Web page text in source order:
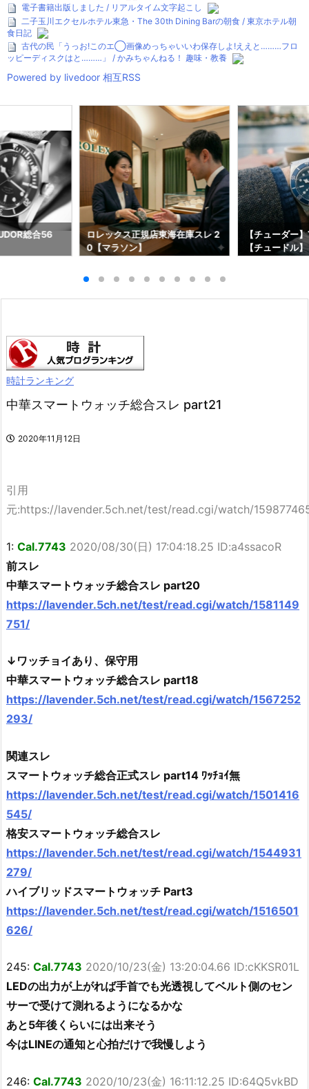
電子書籍出版しました / リアルタイム文字起こし
二子玉川エクセルホテル東急・The 30th Dining Barの朝食 / 東京ホテル朝
食日記
古代の民「うっお!このエ◯画像めっちゃいいわ保存しよ!ええと………フロ
ッピーディスクはと………」 / かみちゃんねる！ 趣味・教養
Powered by livedoor 相互RSS
総合56
ロレックス正規店東海在庫スレ 2
0【マラソン】
【チューダー
【チュードル】
時計ランキング
中華スマートウォッチ総合スレ part21
2020年11月12日
引用
元:https://lavender.5ch.net/test/read.cgi/watch/
1: Cal.7743 2020/08/30(日) 17:04:18.25 ID:a4ssacoR
前スレ
中華スマートウォッチ総合スレ part20
https://lavender.5ch.net/test/read.cgi/watch/1581149
751/
↓ワッチョイあり、保守用
中華スマートウォッチ総合スレ part18
https://lavender.5ch.net/test/read.cgi/watch/1567252
293/
関連スレ
スマートウォッチ総合正式スレ part14 ﾜｯﾁｮｲ無
https://lavender.5ch.net/test/read.cgi/watch/1501416
545/
格安スマートウォッチ総合スレ
https://lavender.5ch.net/test/read.cgi/watch/1544931
279/
ハイブリッドスマートウォッチ Part3
https://lavender.5ch.net/test/read.cgi/watch/1516501
626/
245: Cal.7743 2020/10/23(金) 13:20:04.66 ID:cKKSR01L
LEDの出力が上がれば手首でも光透視してベルト側のセン
サーで受けて測れるようになるかな
あと5年後くらいには出来そう
今はLINEの通知と心拍だけで我慢しよう
246: Cal.7743 2020/10/23(金) 16:11:12.25 ID:64Q5vkBD